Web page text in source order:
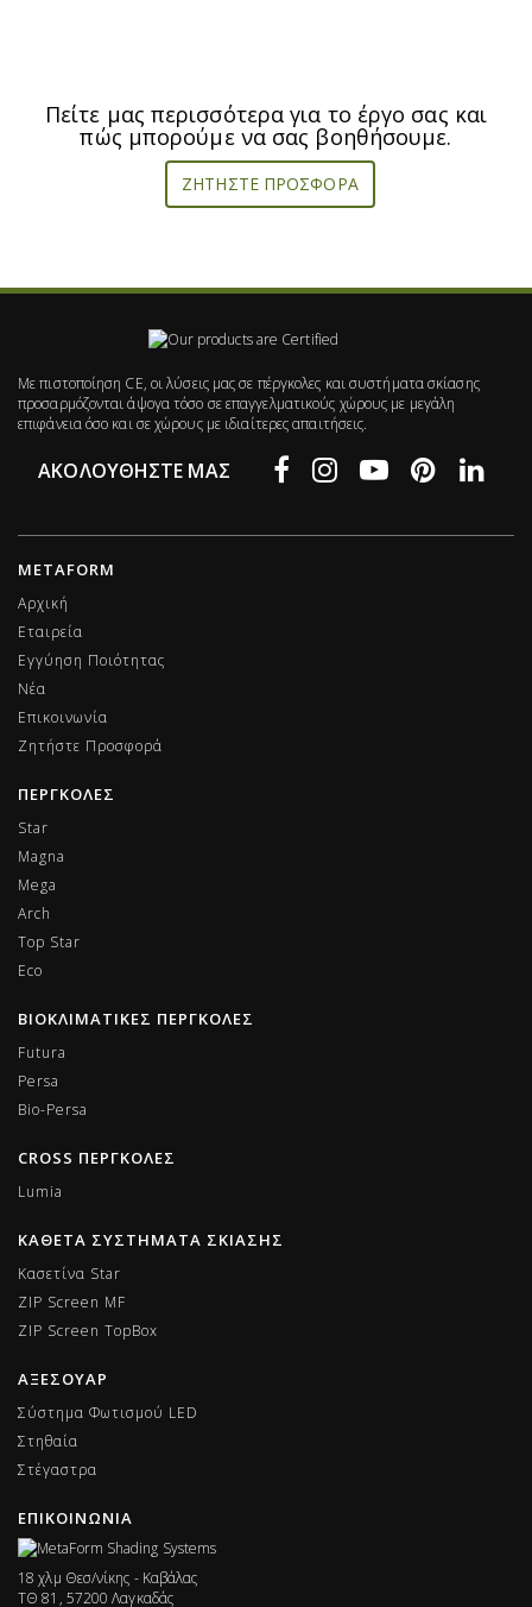
Πείτε μας περισσότερα για το έργο σας και
πώς μπορούμε να σας βοηθήσουμε.
ΖΗΤΉΣΤΕ ΠΡΟΣΦΟΡΆ
Με πιστοποίηση CE, οι λύσεις μας σε πέργκολες και συστήματα σκίασης
προσαρμόζονται άψογα τόσο σε επαγγελματικούς χώρους με μεγάλη
επιφάνεια όσο και σε χώρους με ιδιαίτερες απαιτήσεις.
ΑΚΟΛΟΥΘΉΣΤΕ ΜΑΣ
METAFORM
Αρχική
Εταιρεία
Εγγύηση Ποιότητας
Νέα
Επικοινωνία
Ζητήστε Προσφορά
ΠΕΡΓΚΟΛΕΣ
Star
Magna
Mega
Arch
Top Star
Eco
ΒΙΟΚΛΙΜΑΤΙΚΕΣ ΠΕΡΓΚΟΛΕΣ
Futura
Persa
Bio-Persa
CROSS ΠΕΡΓΚΟΛΕΣ
Lumia
ΚΑΘΕΤΑ ΣΥΣΤΗΜΑΤΑ ΣΚΙΑΣΗΣ
Κασετίνα Star
ZIP Screen MF
ΖIP Screen TopBox
ΑΞΕΣΟΥΑΡ
Σύστημα Φωτισμού LED
Στηθαία
Στέγαστρα
ΕΠΙΚΟΙΝΩΝΙΑ
18 χλμ Θεσ/νίκης - Καβάλας
ΤΘ 81, 57200 Λαγκαδάς